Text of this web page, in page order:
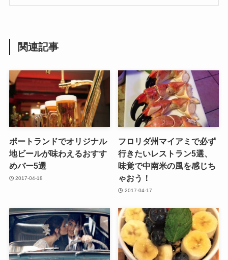
関連記事
ポートランドでオリジナル
地ビールが味わえるおすす
めバー5選
2017-04-18
フロリダ州マイアミで必ず
行きたいレストラン5選、
味覚で中南米の風を感じち
ゃおう！
2017-04-17